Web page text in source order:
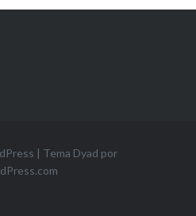
| Tema Dyad por